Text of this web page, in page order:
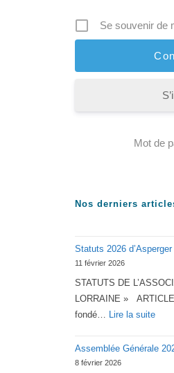
Se souvenir de
Mot de
Nos derniers
Statuts 2026
11 février 2026
STATUTS DE
LORRAINE »
fondé… Lire la suite:
Assemblée Générale
8 février 2026